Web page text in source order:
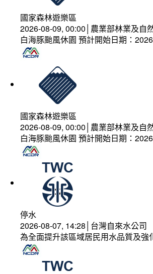
國家森林遊樂區
2026-08-09, 00:00│農業部林業及自
白海豚颱風休園 預計開始日期：
國家森林遊樂區
2026-08-09, 00:00│農業部林業及自
白海豚颱風休園 預計開始日期：
停水
2026-08-07, 14:28│台灣自來水公司
為全面提升該區域居民用水品質及